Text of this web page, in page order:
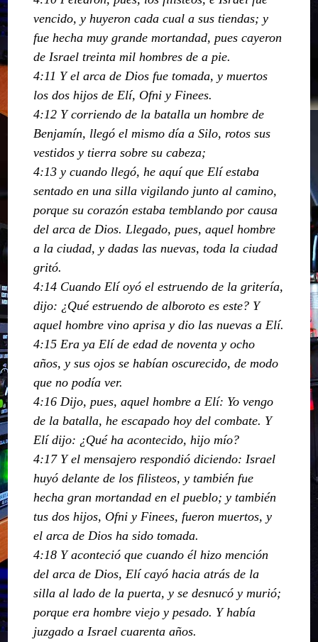
vencido, y huyeron cada cual a sus tiendas; y
fue hecha muy grande mortandad, pues cayeron
de Israel treinta mil hombres de a pie.
4:11 Y el arca de Dios fue tomada, y muertos
los dos hijos de Elí, Ofni y Finees.
4:12 Y corriendo de la batalla un hombre de
Benjamín, llegó el mismo día a Silo, rotos sus
vestidos y tierra sobre su cabeza;
4:13 y cuando llegó, he aquí que Elí estaba
sentado en una silla vigilando junto al camino,
porque su corazón estaba temblando por causa
del arca de Dios. Llegado, pues, aquel hombre
a la ciudad, y dadas las nuevas, toda la ciudad
gritó.
4:14 Cuando Elí oyó el estruendo de la gritería,
dijo: ¿Qué estruendo de alboroto es este? Y
aquel hombre vino aprisa y dio las nuevas a Elí.
4:15 Era ya Elí de edad de noventa y ocho
años, y sus ojos se habían oscurecido, de modo
que no podía ver.
4:16 Dijo, pues, aquel hombre a Elí: Yo vengo
de la batalla, he escapado hoy del combate. Y
Elí dijo: ¿Qué ha acontecido, hijo mío?
4:17 Y el mensajero respondió diciendo: Israel
huyó delante de los filisteos, y también fue
hecha gran mortandad en el pueblo; y también
tus dos hijos, Ofni y Finees, fueron muertos, y
el arca de Dios ha sido tomada.
4:18 Y aconteció que cuando él hizo mención
del arca de Dios, Elí cayó hacia atrás de la
silla al lado de la puerta, y se desnucó y murió;
porque era hombre viejo y pesado. Y había
juzgado a Israel cuarenta años.